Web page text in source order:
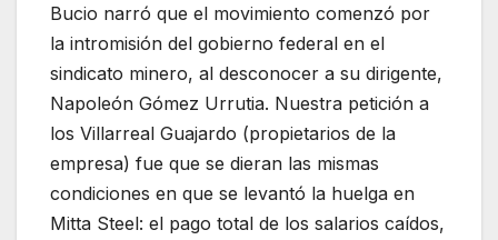
Bucio narró que el movimiento comenzó por
la intromisión del gobierno federal en el
sindicato minero, al desconocer a su dirigente,
Napoleón Gómez Urrutia. Nuestra petición a
los Villarreal Guajardo (propietarios de la
empresa) fue que se dieran las mismas
condiciones en que se levantó la huelga en
Mitta Steel: el pago total de los salarios caídos,